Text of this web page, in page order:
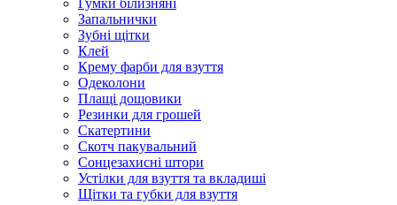
Гумки білизняні
Запальнички
Зубні щітки
Клей
Крему фарби для взуття
Одеколони
Плащі дощовики
Резинки для грошей
Скатертини
Скотч пакувальний
Сонцезахисні штори
Устілки для взуття та вкладиші
Щітки та губки для взуття